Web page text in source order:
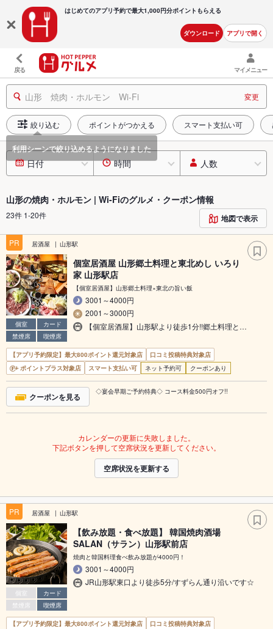
はじめてのアプリ予約で最大1,000円分ポイントもらえる
ダウンロード アプリで開く
戻る マイメニュー
山形 焼肉・ホルモン Wi-Fi 変更
絞り込む ポイントがつかえる スマート支払い可
日付 時間 人数
山形の焼肉・ホルモン | Wi-Fiのグルメ・クーポン情報
23件 1-20件 地図で表示
PR 居酒屋 山形駅
個室
カード
禁煙席
喫煙席
個室居酒屋 山形郷土料理と東北めし いろり
家 山形駅店
【個室居酒屋】山形郷土料理×東北の旨い飯
3001～4000円
2001～3000円
【個室居酒屋】山形駅より徒歩1分!!郷土料理と…
【アプリ予約限定】最大800ポイント還元対象店
口コミ投稿特典対象店
ポイントプラス対象店
スマート支払い可 ネット予約可 クーポンあり
クーポンを見る ◇宴会早期ご予約特典◇ コース料金500円オフ!!
カレンダーの更新に失敗しました。
下記ボタンを押して空席状況を更新してください。
空席状況を更新する
PR 居酒屋 山形駅
個室
カード
禁煙席
喫煙席
【飲み放題・食べ放題】 韓国焼肉酒場
SALAN（サラン）山形駅前店
焼肉と韓国料理食べ飲み放題が4000円！
3001～4000円
JR山形駅東口より徒歩5分/すずらん通り沿いです☆
【アプリ予約限定】最大800ポイント還元対象店
口コミ投稿特典対象店